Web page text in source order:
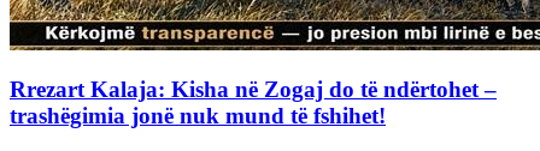
Rrezart Kalaja: Kisha në Zogaj do të ndërtohet –
trashëgimia jonë nuk mund të fshihet!